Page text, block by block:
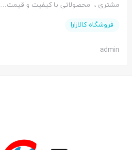
مشتری ، محصولاتی با کیفیت و قیمت…
فروشگاه کالازارا
admin